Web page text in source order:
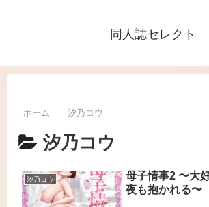
同人誌セレクト
ホーム 汐乃コウ
汐乃コウ
汐乃コウ
母子情事2 〜大
夜も抱かれる